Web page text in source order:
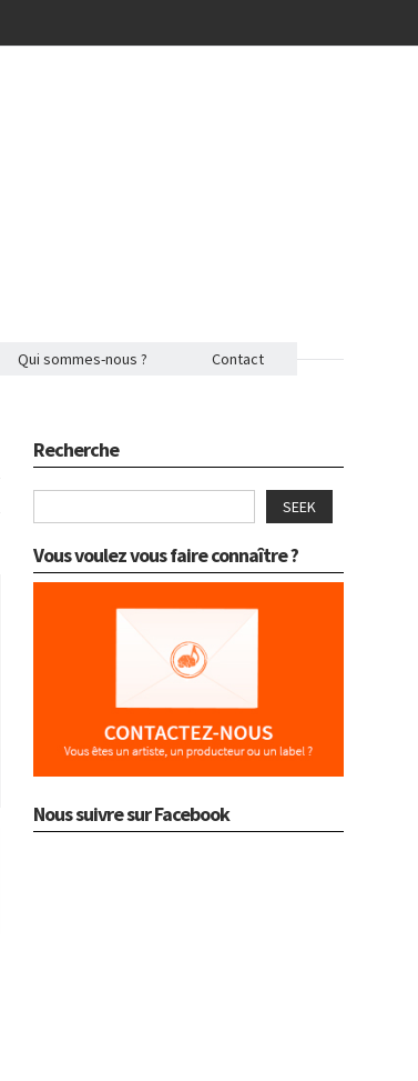
Qui sommes-nous ? Contact
Recherche
SEEK
Vous voulez vous faire connaître ?
Nous suivre sur Facebook